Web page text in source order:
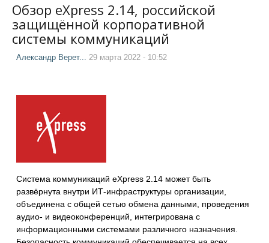
Обзор eXpress 2.14, российской
защищённой корпоративной
системы коммуникаций
Александр Верет... 29 марта 2022 - 10:52
Система коммуникаций eXpress 2.14 может быть
развёрнута внутри ИТ-инфраструктуры организации,
объединена с общей сетью обмена данными, проведения
аудио- и видеоконференций, интегрирована с
информационными системами различного назначения.